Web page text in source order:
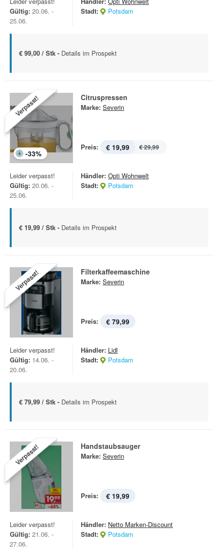
Gültig: 20.06. -
25.06.
Stadt:
Potsdam
€ 99,00 / Stk - Details im Prospekt
Verpasst!
-33%
Citruspressen
Marke: Severin
Preis: € 19,99 € 29,99
Leider verpasst!
Gültig: 20.06. -
25.06.
Händler: Opti Wohnwelt
Stadt:
Potsdam
€ 19,99 / Stk - Details im Prospekt
Verpasst! Filterkaffeemaschine
Marke: Severin
Preis: € 79,99
Leider verpasst!
Gültig: 14.06. -
20.06.
Händler: Lidl
Stadt:
Potsdam
€ 79,99 / Stk - Details im Prospekt
Verpasst! Handstaubsauger
Marke: Severin
Preis: € 19,99
Leider verpasst!
Gültig: 21.06. -
27.06.
Händler: Netto Marken-Discount
Stadt:
Potsdam